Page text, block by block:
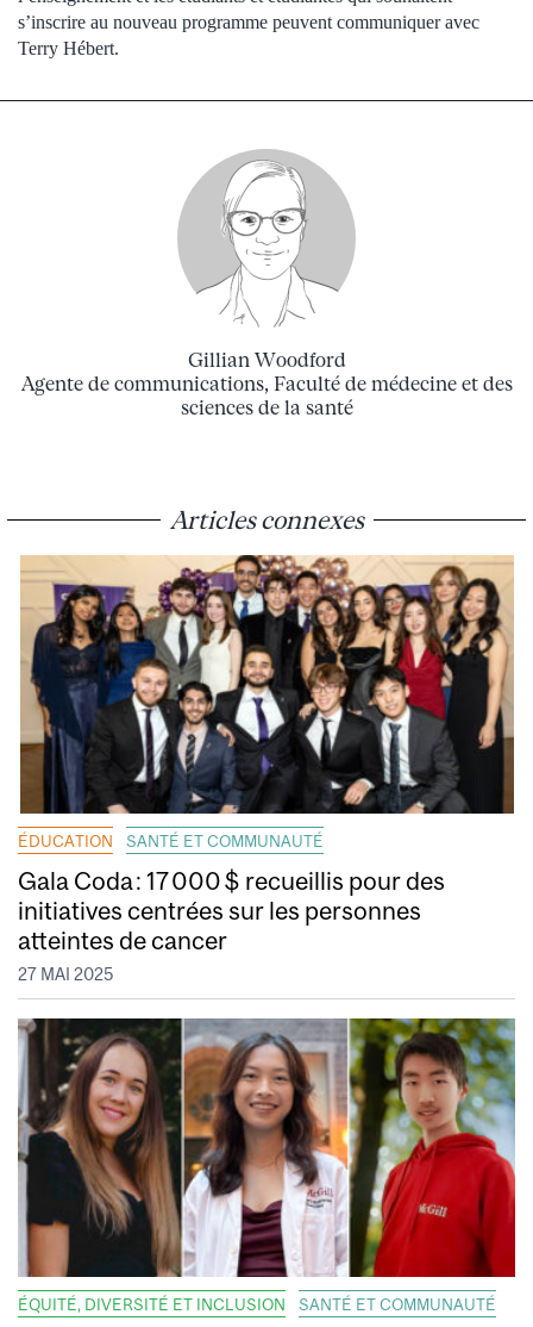
s’inscrire au nouveau programme peuvent communiquer avec
Terry Hébert.
Gillian Woodford
Agente de communications, Faculté de médecine et des
sciences de la santé
Articles connexes
ÉDUCATION SANTÉ ET COMMUNAUTÉ
Gala Coda : 17 000 $ recueillis pour des
initiatives centrées sur les personnes
atteintes de cancer
27 MAI 2025
ÉQUITÉ, DIVERSITÉ ET INCLUSION SANTÉ ET COMMUNAUTÉ